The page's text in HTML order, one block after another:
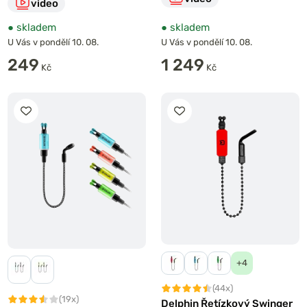
video
● skladem
U Vás v pondělí 10. 08.
249 Kč
● skladem
U Vás v pondělí 10. 08.
1 249 Kč
(19x)
+4
(44x)
Delphin Řetízkový Swinger